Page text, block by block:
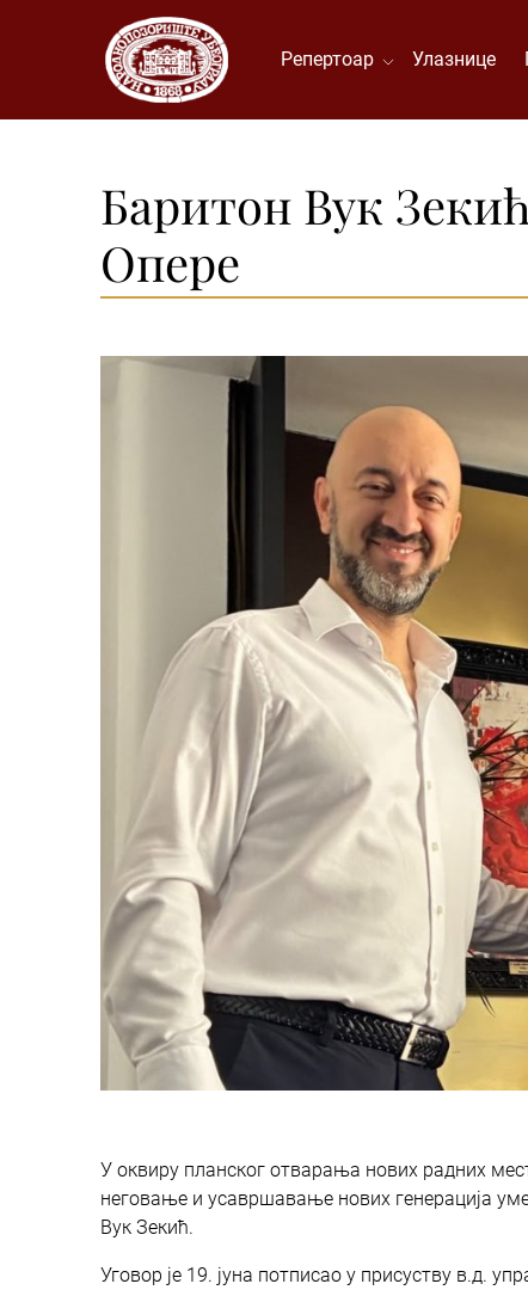
Репертоар Улазнице
Баритон Вук
Опере
У оквиру планског отварања нових радних
неговање и усавршавање нових генерација
Вук Зекић.
Уговор је 19. јуна потписао у присуству в.д.